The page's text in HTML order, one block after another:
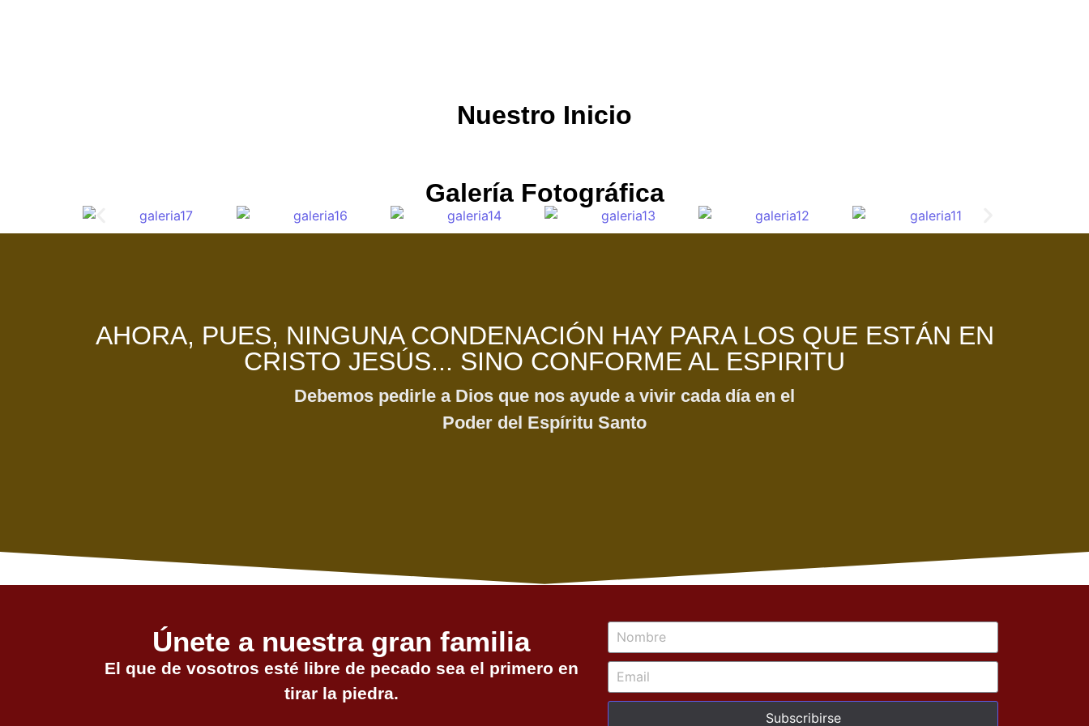
Nuestro Inicio
Galería Fotográfica
AHORA, PUES, NINGUNA CONDENACIÓN HAY PARA LOS QUE ESTÁN EN
CRISTO JESÚS... SINO CONFORME AL ESPIRITU
Debemos pedirle a Dios que nos ayude a vivir cada día en el
Poder del Espíritu Santo
Únete a nuestra gran familia
El que de vosotros esté libre de pecado sea el primero en
tirar la piedra.
Subscribirse